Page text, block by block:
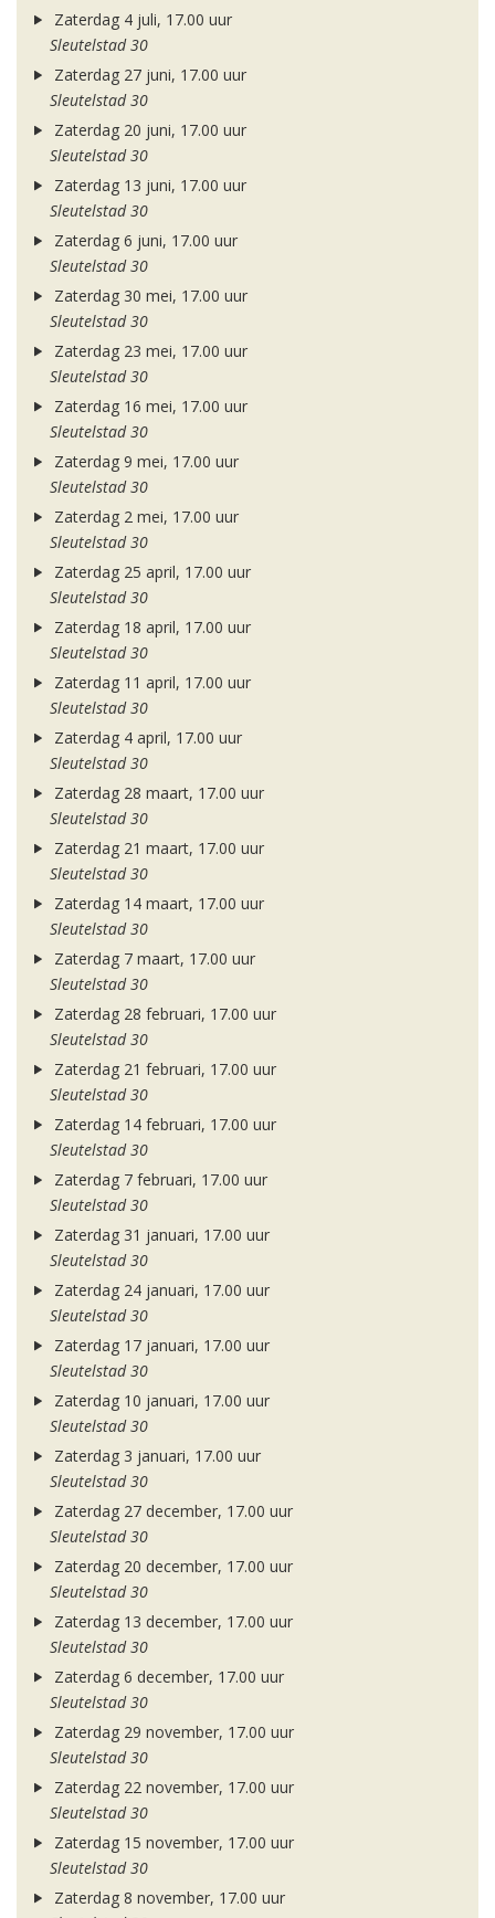
Zaterdag 4 juli, 17.00 uur
Sleutelstad 30
Zaterdag 27 juni, 17.00 uur
Sleutelstad 30
Zaterdag 20 juni, 17.00 uur
Sleutelstad 30
Zaterdag 13 juni, 17.00 uur
Sleutelstad 30
Zaterdag 6 juni, 17.00 uur
Sleutelstad 30
Zaterdag 30 mei, 17.00 uur
Sleutelstad 30
Zaterdag 23 mei, 17.00 uur
Sleutelstad 30
Zaterdag 16 mei, 17.00 uur
Sleutelstad 30
Zaterdag 9 mei, 17.00 uur
Sleutelstad 30
Zaterdag 2 mei, 17.00 uur
Sleutelstad 30
Zaterdag 25 april, 17.00 uur
Sleutelstad 30
Zaterdag 18 april, 17.00 uur
Sleutelstad 30
Zaterdag 11 april, 17.00 uur
Sleutelstad 30
Zaterdag 4 april, 17.00 uur
Sleutelstad 30
Zaterdag 28 maart, 17.00 uur
Sleutelstad 30
Zaterdag 21 maart, 17.00 uur
Sleutelstad 30
Zaterdag 14 maart, 17.00 uur
Sleutelstad 30
Zaterdag 7 maart, 17.00 uur
Sleutelstad 30
Zaterdag 28 februari, 17.00 uur
Sleutelstad 30
Zaterdag 21 februari, 17.00 uur
Sleutelstad 30
Zaterdag 14 februari, 17.00 uur
Sleutelstad 30
Zaterdag 7 februari, 17.00 uur
Sleutelstad 30
Zaterdag 31 januari, 17.00 uur
Sleutelstad 30
Zaterdag 24 januari, 17.00 uur
Sleutelstad 30
Zaterdag 17 januari, 17.00 uur
Sleutelstad 30
Zaterdag 10 januari, 17.00 uur
Sleutelstad 30
Zaterdag 3 januari, 17.00 uur
Sleutelstad 30
Zaterdag 27 december, 17.00 uur
Sleutelstad 30
Zaterdag 20 december, 17.00 uur
Sleutelstad 30
Zaterdag 13 december, 17.00 uur
Sleutelstad 30
Zaterdag 6 december, 17.00 uur
Sleutelstad 30
Zaterdag 29 november, 17.00 uur
Sleutelstad 30
Zaterdag 22 november, 17.00 uur
Sleutelstad 30
Zaterdag 15 november, 17.00 uur
Sleutelstad 30
Zaterdag 8 november, 17.00 uur